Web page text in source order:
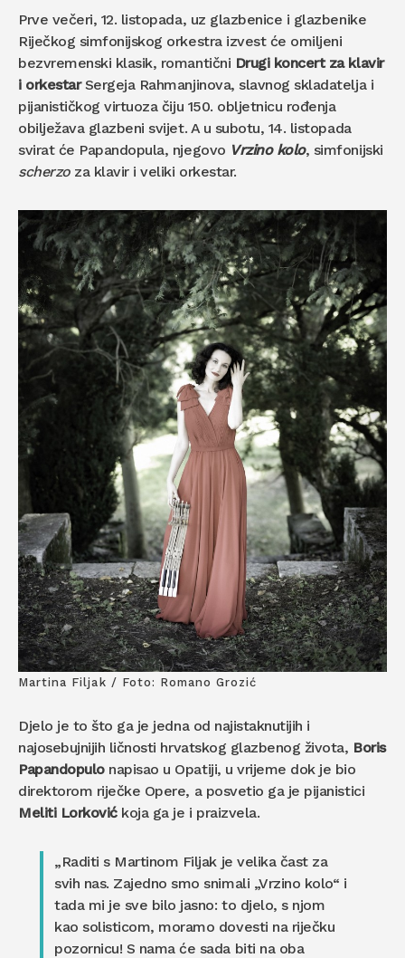
Prve večeri, 12. listopada, uz glazbenice i glazbenike
Riječkog simfonijskog orkestra izvest će omiljeni
bezvremenski klasik, romantični Drugi koncert za klavir
i orkestarSergeja Rahmanjinova, slavnog skladatelja i
pijanističkog virtuoza čiju 150. obljetnicu rođenja
obilježava glazbeni svijet. A u subotu, 14. listopada
svirat će Papandopula, njegovo Vrzino kolo, simfonijski
scherzoza klavir i veliki orkestar.
Martina Filjak / Foto: Romano Grozić
Djelo je to što ga je jedna od najistaknutijih i
najosebujnijih ličnosti hrvatskog glazbenog života, Boris
Papandopulonapisao u Opatiji, u vrijeme dok je bio
direktorom riječke Opere, a posvetio ga je pijanistici
Meliti Lorkovićkoja ga je i praizvela.
„Raditi s Martinom Filjak je velika čast za
svih nas. Zajedno smo snimali „Vrzino kolo“ i
tada mi je sve bilo jasno: to djelo, s njom
kao solisticom, moramo dovesti na riječku
pozornicu! S nama će sada biti na oba